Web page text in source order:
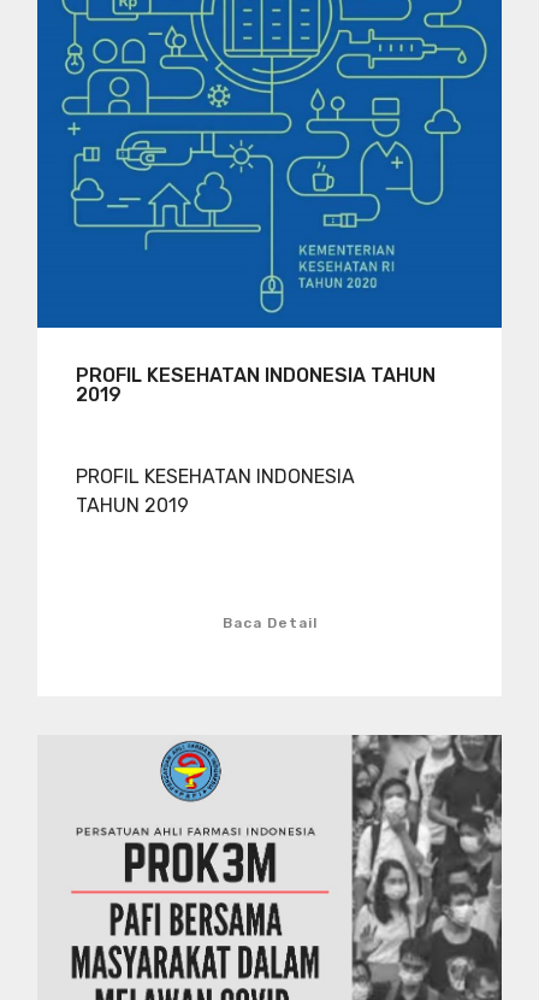
PROFIL KESEHATAN INDONESIA TAHUN
2019
PROFIL KESEHATAN INDONESIA
TAHUN 2019
Baca Detail